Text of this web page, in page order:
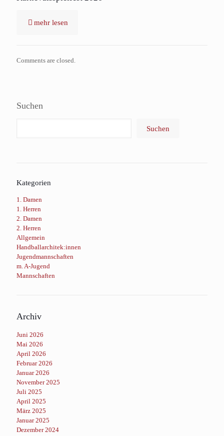
mehr lesen
Comments are closed.
Suchen
Suchen
Kategorien
1. Damen
1. Herren
2. Damen
2. Herren
Allgemein
Handballarchitek:innen
Jugendmannschaften
m. A-Jugend
Mannschaften
Archiv
Juni 2026
Mai 2026
April 2026
Februar 2026
Januar 2026
November 2025
Juli 2025
April 2025
März 2025
Januar 2025
Dezember 2024